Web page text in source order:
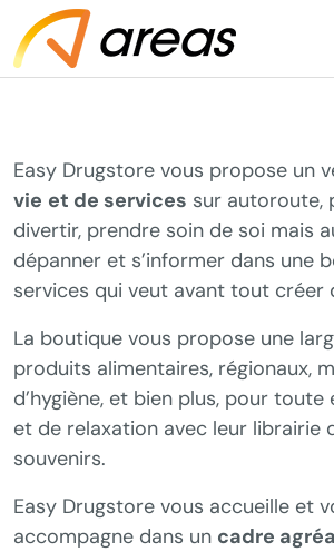
EASY
Easy Drugstore vous propose un
vie et de services sur autoroute,
divertir, prendre soin de soi mais
dépanner et s’informer dans une
services qui veut avant tout créer
La boutique vous propose une
produits alimentaires, régionaux,
d’hygiène, et bien plus, pour
et de relaxation avec leur librairie
souvenirs.
Easy Drugstore vous accueille et
accompagne dans un cadre